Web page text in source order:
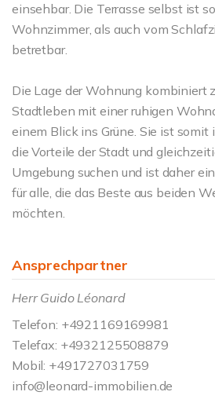
einsehbar. Die Terrasse selbst ist
Wohnzimmer, als auch vom
betretbar.
Die Lage der Wohnung kombiniert
Stadtleben mit einer ruhigen
einem Blick ins Grüne. Sie ist somit
die Vorteile der Stadt und
Umgebung suchen und ist daher
für alle, die das Beste aus beiden
möchten.
Ansprechpartner
Herr Guido Léonard
Telefon: +4921169169981
Telefax: +4932125508879
Mobil: +491727031759
info@leonard-immobilien.de